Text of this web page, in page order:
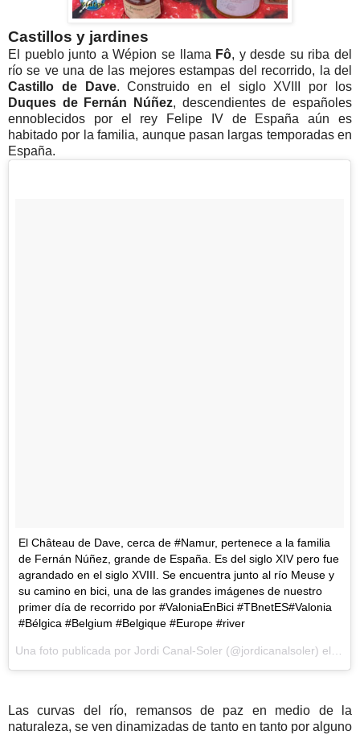
Castillos y jardines
El pueblo junto a Wépion se llama Fô, y desde su riba del
río se ve una de las mejores estampas del recorrido, la del
Castillo de Dave. Construido en el siglo XVIII por los
Duques de Fernán Núñez, descendientes de españoles
ennoblecidos por el rey Felipe IV de España aún es
habitado por la familia, aunque pasan largas temporadas en
España.
El Château de Dave, cerca de #Namur, pertenece a la familia
de Fernán Núñez, grande de España. Es del siglo XIV pero fue
agrandado en el siglo XVIII. Se encuentra junto al río Meuse y
su camino en bici, una de las grandes imágenes de nuestro
primer día de recorrido por #ValoniaEnBici #TBnetES#Valonia
#Bélgica #Belgium #Belgique #Europe #river
Las curvas del río, remansos de paz en medio de la
naturaleza, se ven dinamizadas de tanto en tanto por alguno